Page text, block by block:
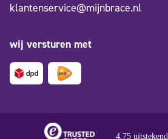
klantenservice@mijnbrace.nl
wij versturen met
4,75 uitstekend